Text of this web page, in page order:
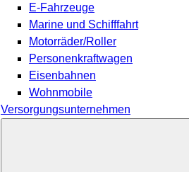
E-Fahrzeuge
Marine und Schifffahrt
Motorräder/Roller
Personenkraftwagen
Eisenbahnen
Wohnmobile
Versorgungsunternehmen